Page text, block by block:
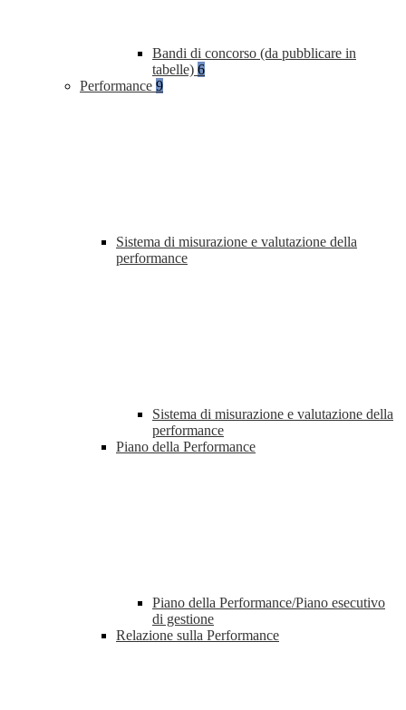
Bandi di concorso (da pubblicare in
tabelle) 6
Performance 9
Sistema di misurazione e valutazione della
performance
Sistema di misurazione e valutazione della
performance
Piano della Performance
Piano della Performance/Piano esecutivo
di gestione
Relazione sulla Performance